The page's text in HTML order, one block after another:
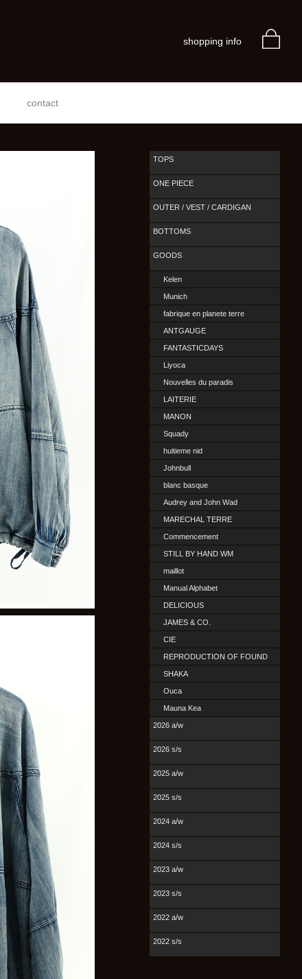
shopping info
contact
TOPS
ONE PIECE
OUTER / VEST / CARDIGAN
BOTTOMS
GOODS
Kelen
Munich
fabrique en planete terre
ANTGAUGE
FANTASTICDAYS
Liyoca
Nouvelles du paradis
LAITERIE
MANON
Squady
huitieme nid
Johnbull
blanc basque
Audrey and John Wad
MARECHAL TERRE
Commencement
STILL BY HAND WM
maillot
Manual Alphabet
DELICIOUS
JAMES & CO.
CIE
REPRODUCTION OF FOUND
SHAKA
Ouca
Mauna Kea
2026 a/w
2026 s/s
2025 a/w
2025 s/s
2024 a/w
2024 s/s
2023 a/w
2023 s/s
2022 a/w
2022 s/s